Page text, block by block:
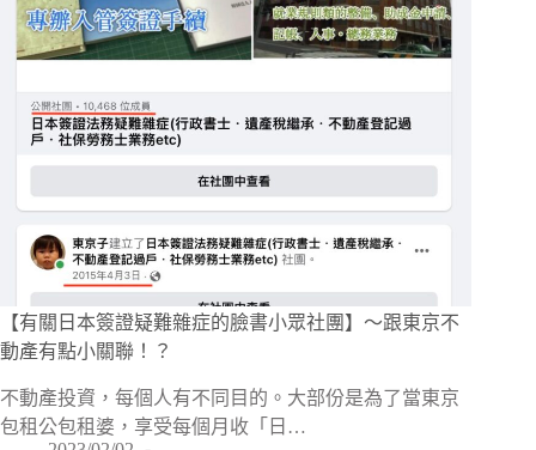
【有關日本簽證疑難雜症的臉書小眾社團】～跟東京不
動產有點小關聯！？
不動產投資，每個人有不同目的。大部份是為了當東京
包租公包租婆，享受每個月收「日…